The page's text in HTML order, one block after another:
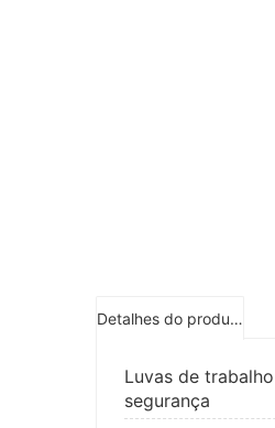
Detalhes do produto
Luvas de
segurança